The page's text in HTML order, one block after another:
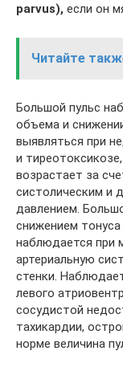
parvus), если он
Читайте
Большой пульс
объема и
выявляться при
и
возрастает за
систолическим и
давлением.
снижением
наблюдается при
артериальную
стенки.
левого
сосудистой
тахикардии,
норме величина